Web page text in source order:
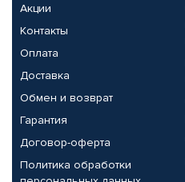
Акции
Контакты
Оплата
Доставка
Обмен и возврат
Гарантия
Договор-оферта
Политика обработки